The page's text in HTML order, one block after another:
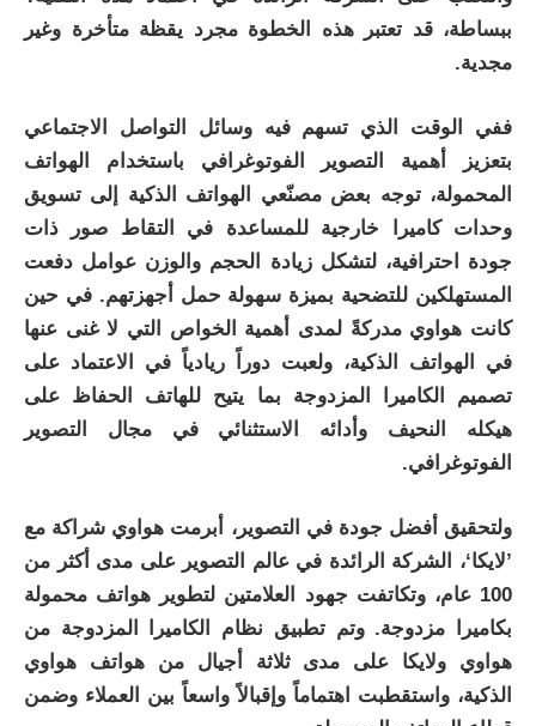
ببساطة، قد تعتبر هذه الخطوة مجرد يقظة متأخرة وغير
مجدية.
ففي الوقت الذي تسهم فيه وسائل التواصل الاجتماعي
بتعزيز أهمية التصوير الفوتوغرافي باستخدام الهواتف
المحمولة، توجه بعض مصنّعي الهواتف الذكية إلى تسويق
وحدات كاميرا خارجية للمساعدة في التقاط صور ذات
جودة احترافية، لتشكل زيادة الحجم والوزن عوامل دفعت
المستهلكين للتضحية بميزة سهولة حمل أجهزتهم. في حين
كانت هواوي مدركةً لمدى أهمية الخواص التي لا غنى عنها
في الهواتف الذكية، ولعبت دوراً ريادياً في الاعتماد على
تصميم الكاميرا المزدوجة بما يتيح للهاتف الحفاظ على
هيكله النحيف وأدائه الاستثنائي في مجال التصوير
الفوتوغرافي.
ولتحقيق أفضل جودة في التصوير، أبرمت هواوي شراكة مع
’لايكا‘، الشركة الرائدة في عالم التصوير على مدى أكثر من
100 عام، وتكاتفت جهود العلامتين لتطوير هواتف محمولة
بكاميرا مزدوجة. وتم تطبيق نظام الكاميرا المزدوجة من
هواوي ولايكا على مدى ثلاثة أجيال من هواتف هواوي
الذكية، واستقطبت اهتماماً وإقبالاً واسعاً بين العملاء وضمن